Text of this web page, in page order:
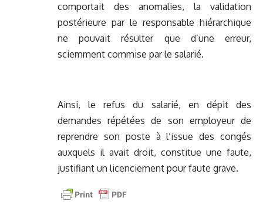
comportait des anomalies, la validation
postérieure par le responsable hiérarchique
ne pouvait résulter que d’une erreur,
sciemment commise par le salarié.
Ainsi, le refus du salarié, en dépit des
demandes répétées de son employeur de
reprendre son poste à l’issue des congés
auxquels il avait droit, constitue une faute,
justifiant un licenciement pour faute grave.